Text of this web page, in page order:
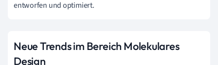
entworfen und optimiert.
Neue Trends im Bereich Molekulares
Design